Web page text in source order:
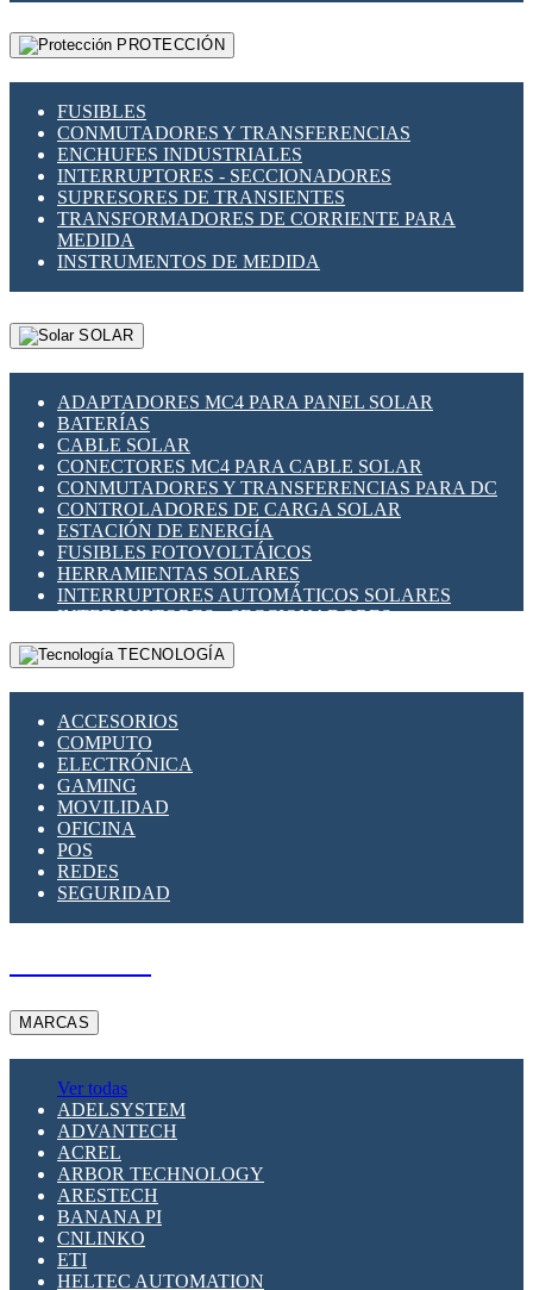
PROTECCIÓN
FUSIBLES
CONMUTADORES Y TRANSFERENCIAS
ENCHUFES INDUSTRIALES
INTERRUPTORES - SECCIONADORES
SUPRESORES DE TRANSIENTES
TRANSFORMADORES DE CORRIENTE PARA
MEDIDA
INSTRUMENTOS DE MEDIDA
SOLAR
ADAPTADORES MC4 PARA PANEL SOLAR
BATERÍAS
CABLE SOLAR
CONECTORES MC4 PARA CABLE SOLAR
CONMUTADORES Y TRANSFERENCIAS PARA DC
CONTROLADORES DE CARGA SOLAR
ESTACIÓN DE ENERGÍA
FUSIBLES FOTOVOLTÁICOS
HERRAMIENTAS SOLARES
INTERRUPTORES AUTOMÁTICOS SOLARES
INTERRUPTORES - SECCIONADORES
FOTOVOLTÁICOS
MONTAJE PANEL SOLAR
SUPRESOR DE TRANSIENTES SPDS PARA
APLICACIONES FOTOVOLTAICAS
TECNOLOGÍA
ACCESORIOS
COMPUTO
ELECTRÓNICA
GAMING
MOVILIDAD
OFICINA
POS
REDES
SEGURIDAD
MARCAS
Ver todas
ADELSYSTEM
ADVANTECH
ACREL
ARBOR TECHNOLOGY
ARESTECH
BANANA PI
CNLINKO
ETI
HELTEC AUTOMATION